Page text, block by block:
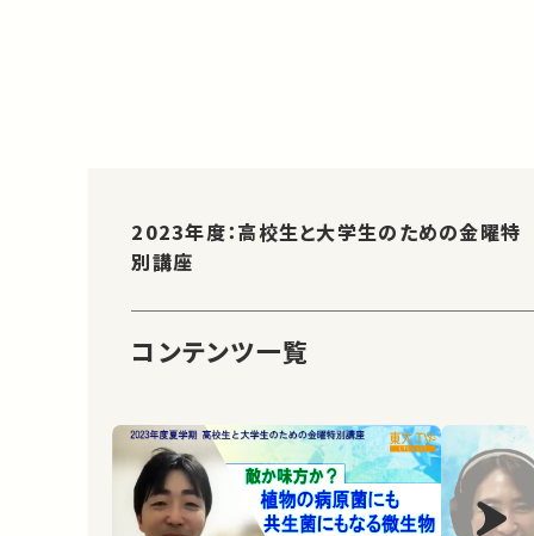
2023年度：高校生と大学生のための金曜特
別講座
コンテンツ一覧